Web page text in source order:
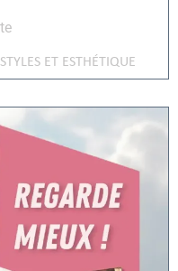
STYLES ET ESTHÉTIQUE